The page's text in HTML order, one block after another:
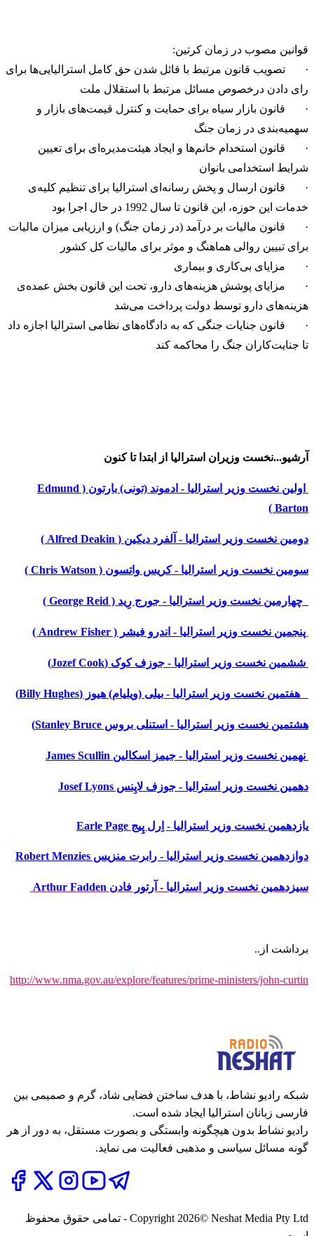
قوانین مصوب در زمان کرتین:
· تصویب قانون مرتبط با قائل شدن حق کامل استرالیایی‌ها برای
رای دادن درخصوص مسائل مرتبط با استقلال ملت
· قانون بازار سیاه برای حمایت و کنترل قیمت‌های بازار و
سهمیه‌بندی در زمان جنگ
· قانون استخدام خانم‌ها و ایجاد هیئت‌مدیره‌ای برای تعیین
شرایط استخدامی بانوان
· قانون ارسال و پخش رسانه‌ای استرالیا برای تنظیم کلیه‌ی
خدمات این حوزه، این قانون تا سال 1992 در حال اجرا بود
· قانون مالیات بر درآمد (در زمان جنگ) و ارزیابی میزان مالیات
برای تبیین روالی هماهنگ و موثر برای مالیات کل کشور
· مزایای بی‌کاری و بیماری
· مزایای پوشش هزینه‌های دارو، تحت این قانون بخش عمده‌ی
هزینه‌های دارو توسط دولت پرداخت می‌شد
· قانون جنایات جنگی که به دادگاه‌های نظامی استرالیا اجازه داد
تا جنایت‌کاران جنگ را محاکمه کند
آرشیو...نخست وزیران استرالیا از ابتدا تا کنون
اولین نخست وزیر استرالیا - ادموند (تونی) بارتون ( Edmund
Barton )
دومین نخست وزیر استرالیا - آلفرد دیکین ( Alfred Deakin )
سومین نخست وزیر استرالیا - کریس واتسون ( Chris Watson )
چهارمین نخست وزیر استرالیا - جورج رِید ( George Reid )
پنجمین نخست وزیر استرالیا - اندرو فیشر ( Andrew Fisher )
ششمین نخست وزیر استرالیا - جوزف کوک (Jozef Cook)
هفتمین نخست وزیر استرالیا - بیلی (ویلیام) هیوز (Billy Hughes)
هشتمین نخست وزیر استرالیا - استنلی بروس Stanley Bruce)
نهمین نخست وزیر استرالیا - جیمز اسکالین James Scullin
دهمین نخست وزیر استرالیا - جوزف لایِنس Josef Lyons
یازدهمین نخست وزیر استرالیا - اِرل پِیج Earle Page
دوازدهمین نخست وزیر استرالیا - رابرت منزیس Robert Menzies
سیزدهمین نخست وزیر استرالیا - آرتور فادن Arthur Fadden
برداشت از..
http://www.nma.gov.au/explore/features/prime-ministers/john-curtin
شبکه رادیو نشاط، با هدف ساختن فضایی شاد، گرم و صمیمی بین
فارسی زبانان استرالیا ایجاد شده است.
رادیو نشاط بدون هیچگونه وابستگی و بصورت مستقل، به دور از هر
گونه مسائل سیاسی و مذهبی فعالیت می نماید.
Copyright 2026
© Neshat Media Pty Ltd - تمامی حقوق محفوظ